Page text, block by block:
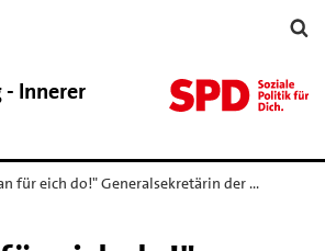
-​ Innerer
für eich do!" Generalsekretärin der …